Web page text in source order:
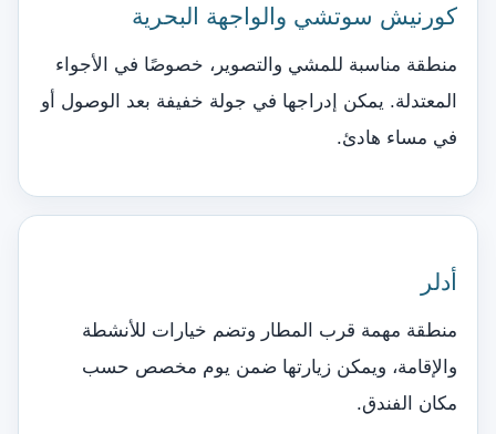
كورنيش سوتشي والواجهة البحرية
منطقة مناسبة للمشي والتصوير، خصوصًا في الأجواء
المعتدلة. يمكن إدراجها في جولة خفيفة بعد الوصول أو
في مساء هادئ.
أدلر
منطقة مهمة قرب المطار وتضم خيارات للأنشطة
والإقامة، ويمكن زيارتها ضمن يوم مخصص حسب
مكان الفندق.